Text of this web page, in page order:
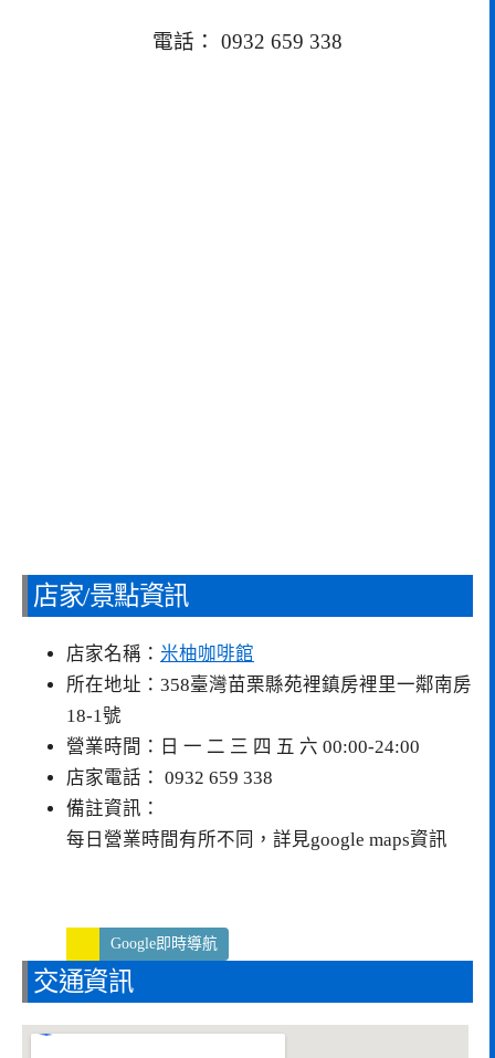
電話： 0932 659 338
店家/景點資訊
店家名稱： 米柚咖啡館
所在地址：358臺灣苗栗縣苑裡鎮房裡里一鄰南房
18-1號
營業時間：日 一 二 三 四 五 六 00:00-24:00
店家電話： 0932 659 338
備註資訊：
每日營業時間有所不同，詳見google maps資訊
Google即時導航
交通資訊